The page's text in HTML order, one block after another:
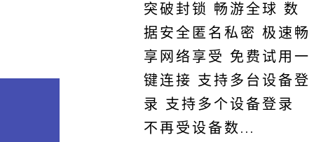
突破封锁 畅游全球 数
据安全匿名私密 极速畅
享网络享受 免费试用一
键连接 支持多台设备登
录 支持多个设备登录
不再受设备数...